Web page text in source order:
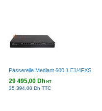
Passerelle Mediant 600 1 E1/4FXS
29 495,00 DhHT
35 394,00 Dh TTC